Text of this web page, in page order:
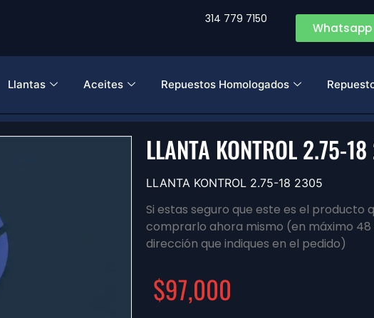
314 779 7150
Whatsapp
Llantas Aceites Repuestos Homologados
LLANTA KONTROL 2.75-
LLANTA KONTROL 2.75-18 2305
Si estas seguro que este es el producto
comprarlo ahora mismo (en máximo 48
dirección que indiques en el pedido)
$97,000